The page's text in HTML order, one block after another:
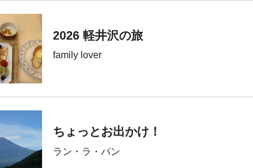
2026 軽井沢の旅
family lover
ちょっとお出かけ！
ラン・ラ・パン